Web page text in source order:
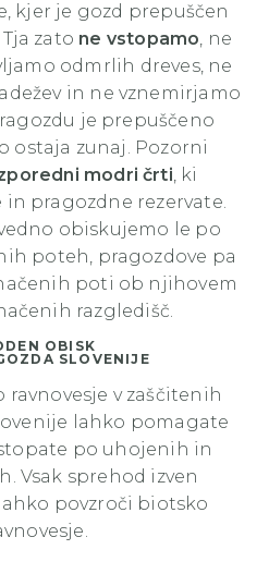
kjer je gozd prepuščen
zato ne vstopamo, ne
odmrlih dreves, ne
in ne vznemirjamo
je prepuščeno
ostaja zunaj. Pozorni
modri črti, ki
pragozdne rezervate.
obiskujemo le po
poteh, pragozdove pa
poti ob njihovem
razgledišč.
OBISK
SLOVENIJE
v zaščitenih
lahko pomagate
po uhojenih in
Vsak sprehod izven
povzroči biotsko